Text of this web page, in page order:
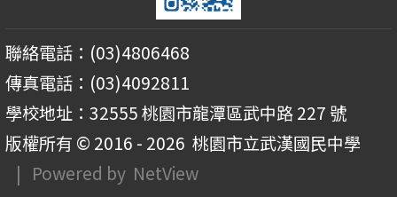
聯絡電話：(03)4806468
傳真電話：(03)4092811
學校地址：32555 桃園市龍潭區武中路 227 號
版權所有 © 2016 - 2026 桃園市立武漢國民中學
| Powered by NetView